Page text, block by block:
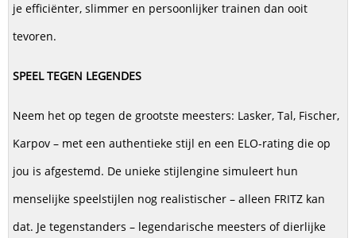
je efficiënter, slimmer en persoonlijker trainen dan ooit
tevoren.
SPEEL TEGEN LEGENDES
Neem het op tegen de grootste meesters: Lasker, Tal, Fischer,
Karpov – met een authentieke stijl en een ELO-rating die op
jou is afgestemd. De unieke stijlengine simuleert hun
menselijke speelstijlen nog realistischer – alleen FRITZ kan
dat. Je tegenstanders – legendarische meesters of dierlijke